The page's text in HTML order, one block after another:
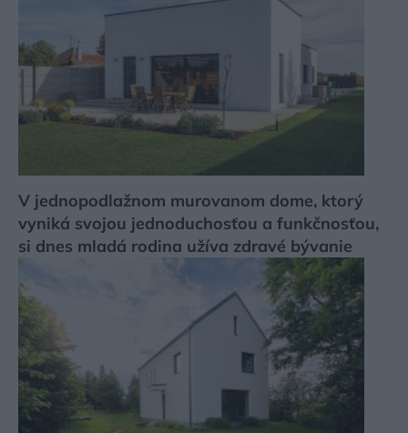
V jednopodlažnom murovanom dome, ktorý
vyniká svojou jednoduchosťou a funkčnosťou,
si dnes mladá rodina užíva zdravé bývanie